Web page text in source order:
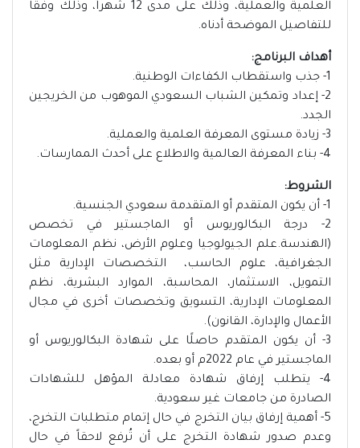
العلمية والعملية، وذلك على مدى 12 شهراً، وذلك وفقًا
للتفاصيل الموضحة أدناه.
أهداف البرنامج:
1- جذب واستقطاب الكفاءات الوطنية.
2- إعداد وتمكين الشباب السعودي الموهوب من الخريجين
الجدد.
3- زيادة مستوى المعرفة العلمية والعملية.
4- بناء المعرفة العالمية والاطلاع على أحدث الممارسات.
الشروط:
1- أن يكون المتقدم أو المتقدمة سعودي الجنسية.
2- درجة البكالوريوس أو الماجستير في تخصص
(الهندسة.علم الجيولوجيا وعلوم الأرض، نظم المعلومات
الجغرافية، علوم الحاسب، التخصصات الإدارية مثل
التمويل، الاستثمار، المحاسبة، الموارد البشرية، نظم
المعلومات الإدارية، التسويق وتخصصات أخرى في مجال
الأعمال والإدارة، القانون).
3- أن يكون المتقدم حاصلًا على شهادة البكالوريوس أو
الماجستير في عام 2022م أو بعده.
4- يتطلب إرفاق شهادة معادلة المؤهل للشهادات
الصادرة من جامعات غير سعودية.
5- أهمية إرفاق بيان التخرج في حال إتمام متطلبات التخرج،
وعدم صدور شهادة التخرج على أن تُرفع لاحقاً في حال